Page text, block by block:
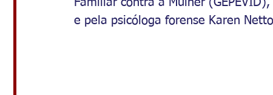
Familiar contra a Mulher
e pela psicóloga forense Karen